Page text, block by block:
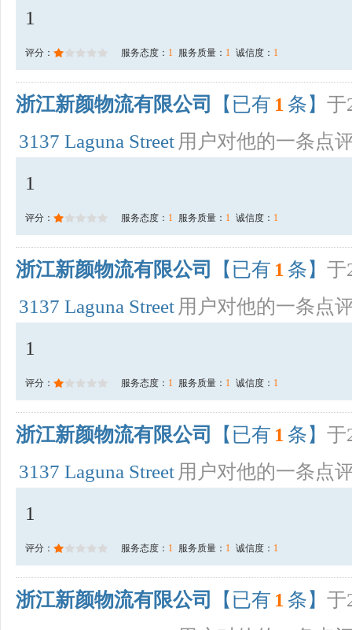
1
评分： 服务态度： 1 服务质量： 1 诚信度： 1
浙江新颜物流有限公司 【已有 1 条】 于
3137 Laguna Street 用户对他的一条点
1
评分： 服务态度： 1 服务质量： 1 诚信度： 1
浙江新颜物流有限公司 【已有 1 条】 于
3137 Laguna Street 用户对他的一条点
1
评分： 服务态度： 1 服务质量： 1 诚信度： 1
浙江新颜物流有限公司 【已有 1 条】 于
3137 Laguna Street 用户对他的一条点
1
评分： 服务态度： 1 服务质量： 1 诚信度： 1
浙江新颜物流有限公司 【已有 1 条】 于